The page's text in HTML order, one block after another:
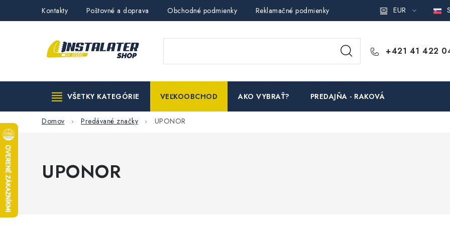
Kontakty Poštovné a doprava Obchodné podmienky Reklamačné podmienky Podmienky ochrany osobných
EUR
+421 41 422
VŠETKY KATEGÓRIE VEĽKOOBCHOD AKO VYBRAŤ? PREDAJŇA - RAKOVÁ
Domov Predávané značky UPONOR
UPONOR